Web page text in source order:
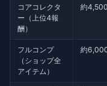
コアコレクタ
ー（上位4報
酬）
約4,500
フルコンプ
（ショップ全
アイテム）
約